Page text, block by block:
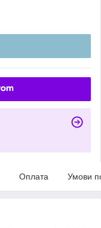
Оплата Умови